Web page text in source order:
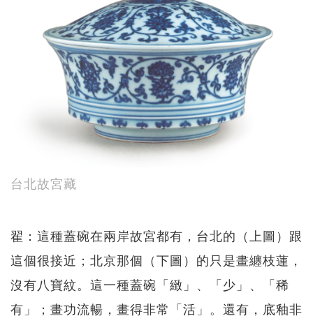
台北故宮藏
翟：這種蓋碗在兩岸故宮都有，台北的（上圖）跟
這個很接近；北京那個（下圖）的只是畫纏枝蓮，
沒有八寶紋。這一種蓋碗「緻」、「少」、「稀
有」；畫功流暢，畫得非常「活」。還有，底釉非